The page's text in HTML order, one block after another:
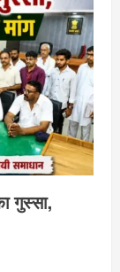
गुस्सा,